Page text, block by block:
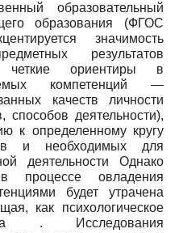
образовательный
образования (ФГОС
значимость
результатов
четкие ориентиры в
ком­петенций —
качеств личности
способов деятельности),
к определенному кругу
и необходимых для
деятельности Однако
процессе овладения
будет утрачена
как психологическое
. Исследования